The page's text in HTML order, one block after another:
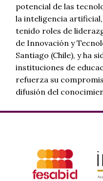
potencial de las
la inteligencia
tenido roles de
de Innovación y
Santiago (Chile), y ha
instituciones de
refuerza su
difusión del